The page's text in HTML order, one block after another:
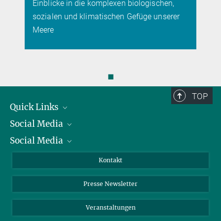
Einblicke in die komplexen biologischen,
sozialen und klimatischen Gefüge unserer
Meere
◼
TOP
Quick Links
Präsident
Zahlen und Fakten
Social Media
Bluesky
TikTok
Social Media
Instagram
YouTube
Kontakt
Presse Newsletter
Veranstaltungen